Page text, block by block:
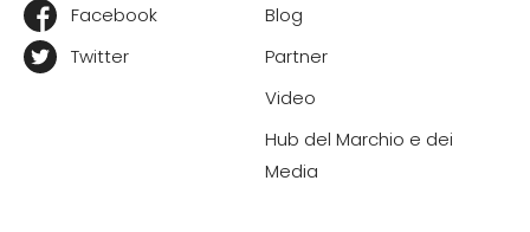
Facebook
Twitter
Blog
Partner
Video
Hub del Marchio e dei
Media